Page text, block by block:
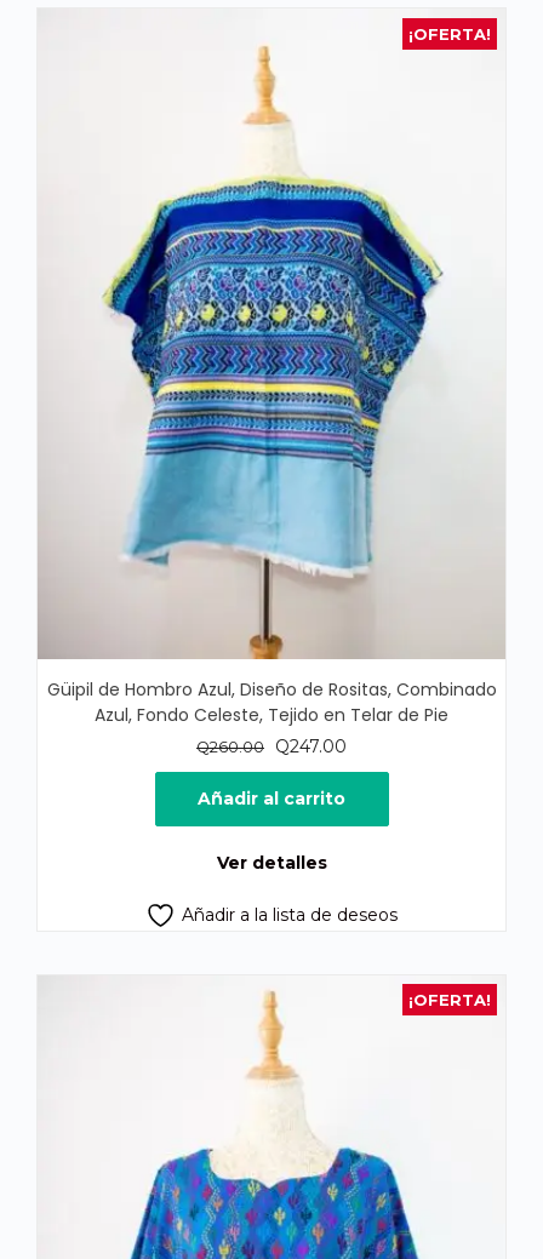
¡OFERTA!
Güipil de Hombro Azul, Diseño de Rositas, Combinado
Azul, Fondo Celeste, Tejido en Telar de Pie
Q260.00
El
precio
original
era:
Q247.00
precio
es:
Añadir al carrito
Ver detalles
Añadir a la lista de deseos
¡OFERTA!